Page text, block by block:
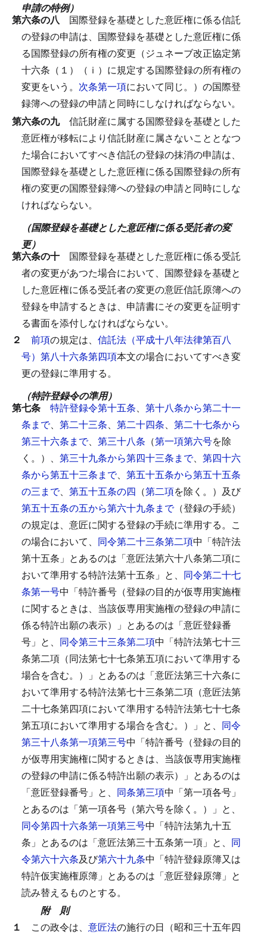
申請の特例）
第六条の八 国際登録を基礎とした意匠権に係る信託
の登録の申請は、国際登録を基礎とした意匠権に係
る国際登録の所有権の変更（ジュネーブ改正協定第
十六条（１）（ｉ）に規定する国際登録の所有権の
変更をいう。 次条第一項において同じ。）の国際登
録簿への登録の申請と同時にしなければならない。
第六条の九 信託財産に属する国際登録を基礎とした
意匠権が移転により信託財産に属さないこととなつ
た場合においてすべき信託の登録の抹消の申請は、
国際登録を基礎とした意匠権に係る国際登録の所有
権の変更の国際登録簿への登録の申請と同時にしな
ければならない。
（国際登録を基礎とした意匠権に係る受託者の変
更）
第六条の十 国際登録を基礎とした意匠権に係る受託
者の変更があつた場合において、国際登録を基礎と
した意匠権に係る受託者の変更の意匠信託原簿への
登録を申請するときは、申請書にその変更を証明す
る書面を添付しなければならない。
２ 前項の規定は、 信託法（平成十八年法律第百八
号）第八十六条第四項本文の場合においてすべき変
更の登録に準用する。
（特許登録令の準用）
第七条 特許登録令第十五条、 第十八条から第二十一
条まで、 第二十三条、 第二十四条、 第二十七条から
第三十六条まで、 第三十八条 （第一項第六号を除
く。）、 第三十九条から第四十三条まで、 第四十六
条から第五十三条まで、 第五十五条から第五十五条
の三まで、 第五十五条の四 （第二項を除く。）及び
第五十五条の五から第六十九条まで（登録の手続）
の規定は、意匠に関する登録の手続に準用する。 こ
の場合において、 同令第二十三条第二項中「特許法
第十五条」とあるのは「意匠法第六十八条第二項に
おいて準用する特許法第十五条」と、 同令第二十七
条第一号中「特許番号（登録の目的が仮専用実施権
に関するときは、当該仮専用実施権の登録の申請に
係る特許出願の表示）」とあるのは「意匠登録番
号」と、 同令第三十三条第二項中「特許法第七十三
条第二項（同法第七十七条第五項において準用する
場合を含む。）」とあるのは「意匠法第三十六条に
おいて準用する特許法第七十三条第二項（意匠法第
二十七条第四項において準用する特許法第七十七条
第五項において準用する場合を含む。）」と、 同令
第三十八条第一項第三号中「特許番号（登録の目的
が仮専用実施権に関するときは、当該仮専用実施権
の登録の申請に係る特許出願の表示）」とあるのは
「意匠登録番号」と、 同条第三項中「第一項各号」
とあるのは「第一項各号（第六号を除く。）」と、
同令第四十六条第一項第三号中「特許法第九十五
条」とあるのは「意匠法第三十五条第一項」と、 同
令第六十六条及び第六十九条中「特許登録原簿又は
特許仮実施権原簿」とあるのは「意匠登録原簿」と
読み替えるものとする。
附 則
１ この政令は、 意匠法の施行の日（昭和三十五年四